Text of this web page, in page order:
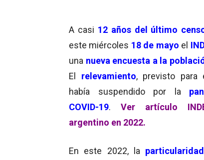
A casi 12 años del último
este miércoles 18 de mayo el
una nueva encuesta a la
El relevamiento, previsto para
había suspendido por la
COVID-19. Ver artículo
argentino en 2022.
En este 2022, la particularidad